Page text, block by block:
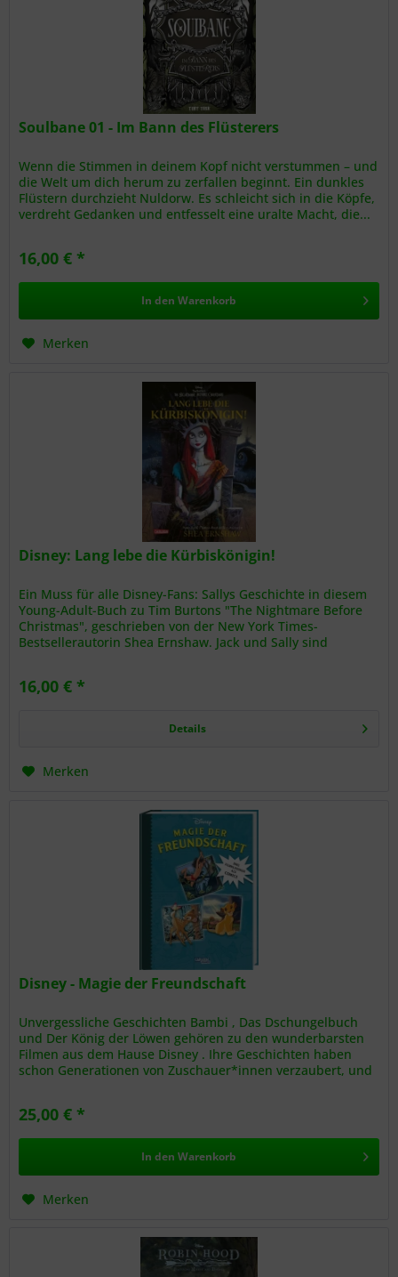
Soulbane 01 - Im Bann des Flüsterers
Wenn die Stimmen in deinem Kopf nicht verstummen – und
die Welt um dich herum zu zerfallen beginnt. Ein dunkles
Flüstern durchzieht Nuldorw. Es schleicht sich in die Köpfe,
verdreht Gedanken und entfesselt eine uralte Macht, die...
16,00 € *
In den Warenkorb
Merken
Disney: Lang lebe die Kürbiskönigin!
Ein Muss für alle Disney-Fans: Sallys Geschichte in diesem
Young-Adult-Buch zu Tim Burtons "The Nightmare Before
Christmas", geschrieben von der New York Times-
Bestsellerautorin Shea Ernshaw. Jack und Sally sind
16,00 € *
Details
Merken
Disney - Magie der Freundschaft
Unvergessliche Geschichten Bambi , Das Dschungelbuch
und Der König der Löwen gehören zu den wunderbarsten
Filmen aus dem Hause Disney . Ihre Geschichten haben
schon Generationen von Zuschauer*innen verzaubert, und
25,00 € *
In den Warenkorb
Merken